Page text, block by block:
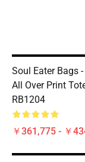
Soul Eater Bags
All Over Print
RB1204
￥361,775 - ￥